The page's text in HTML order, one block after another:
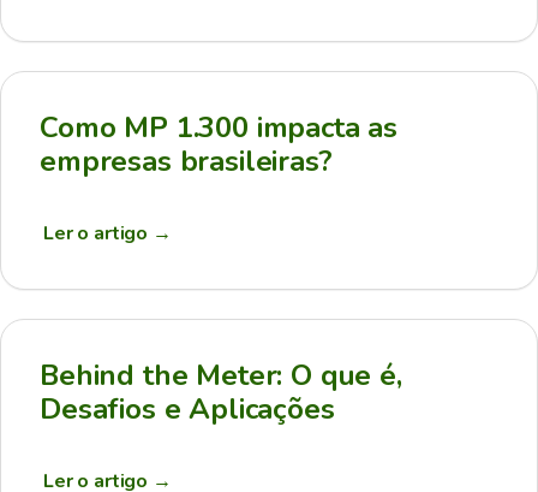
Como MP 1.300 impacta as
empresas brasileiras?
Ler o artigo →
Behind the Meter: O que é,
Desafios e Aplicações
Ler o artigo →